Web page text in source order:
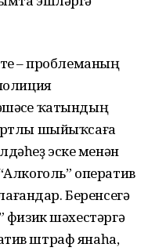
– проблеманың
ҡатындың
шыйыҡсаға
эске менән
оператив
Беренсегә
физик шәхестәргә
штраф янаһа,